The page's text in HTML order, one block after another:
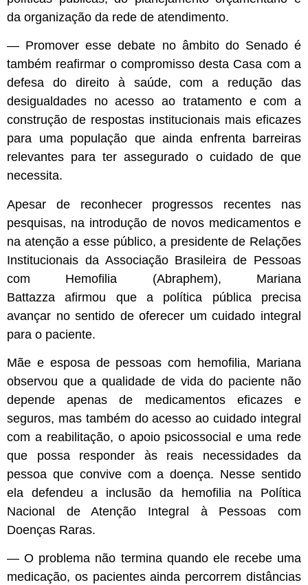
da organização da rede de atendimento.
— Promover esse debate no âmbito do Senado é
também reafirmar o compromisso desta Casa com a
defesa do direito à saúde, com a redução das
desigualdades no acesso ao tratamento e com a
construção de respostas institucionais mais eficazes
para uma população que ainda enfrenta barreiras
relevantes para ter assegurado o cuidado de que
necessita.
Apesar de reconhecer progressos recentes nas
pesquisas, na introdução de novos medicamentos e
na atenção a esse público, a presidente de Relações
Institucionais da Associação Brasileira de Pessoas
com Hemofilia (Abraphem), Mariana
Battazza afirmou que a política pública precisa
avançar no sentido de oferecer um cuidado integral
para o paciente.
Mãe e esposa de pessoas com hemofilia, Mariana
observou que a qualidade de vida do paciente não
depende apenas de medicamentos eficazes e
seguros, mas também do acesso ao cuidado integral
com a reabilitação, o apoio psicossocial e uma rede
que possa responder às reais necessidades da
pessoa que convive com a doença. Nesse sentido
ela defendeu a inclusão da hemofilia na Política
Nacional de Atenção Integral à Pessoas com
Doenças Raras.
— O problema não termina quando ele recebe uma
medicação, os pacientes ainda percorrem distâncias